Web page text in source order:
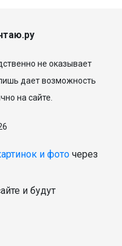
не оказывает
дает возможность
на сайте.
и фото через
и будут